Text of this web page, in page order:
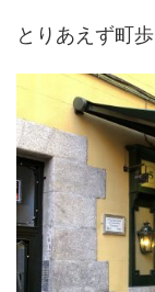
とりあえず町